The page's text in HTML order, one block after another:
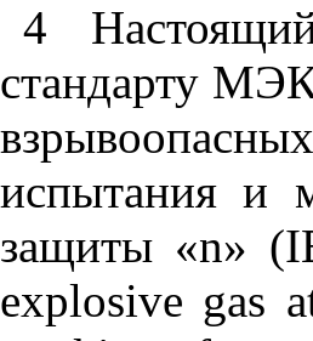
4
стандарту
испытания и
защиты «n»
explosive gas